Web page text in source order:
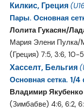
Килкис, Греция
Пары. Основная
Лолита Гукасян/
Мария Элени Пулка/
(Греция) 7:5, 3:6, 10-5
Хасселт, Бельгия
Основная сетка. 1/
Владимир Якубенко
(Зимбабве) 4:6, 6:2,